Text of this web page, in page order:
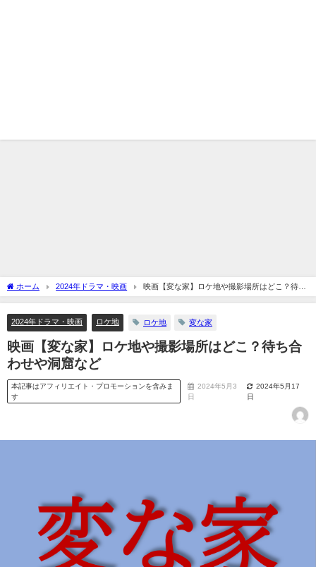
ホーム 2024年ドラマ・映画
映画【変な家】ロケ地や撮影場所はどこ？待ち
合わせや洞窟など
2024年ドラマ・映画 ロケ地 ロケ地 変な家
映画【変な家】ロケ地や撮影場所はどこ？待ち合
わせや洞窟など
本記事はアフィリエイト・プロモーションを含みま
す
2024年5月3
日
2024年5月17
日